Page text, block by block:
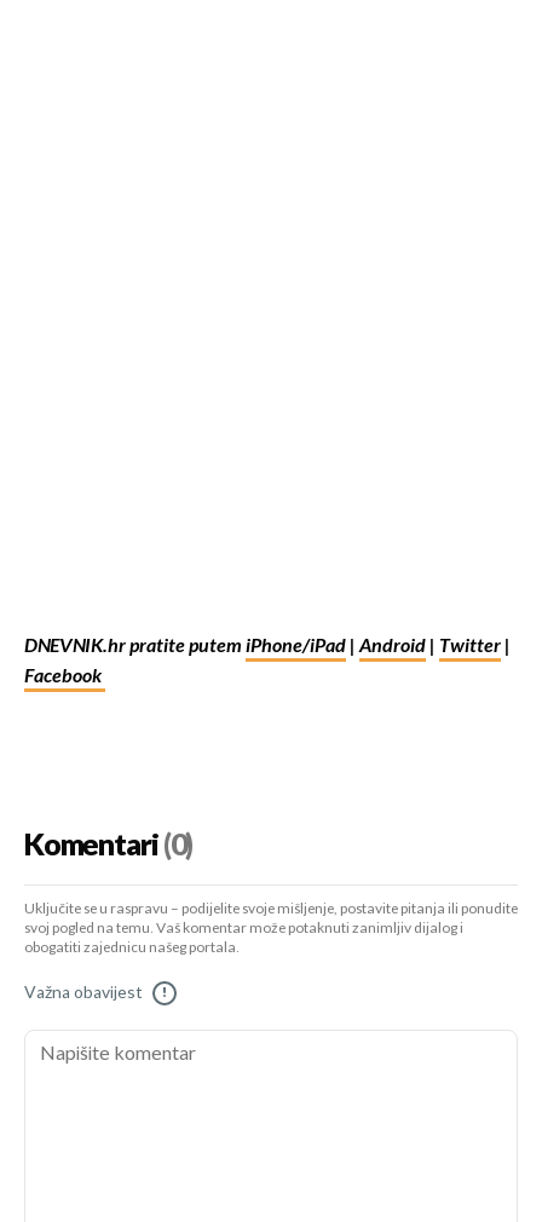
DNEVNIK.hr pratite putem iPhone/iPad |Android | Twitter |
Facebook
Komentari(0)
Uključite se u raspravu – podijelite svoje mišljenje, postavite pitanja ili ponudite
svoj pogled na temu. Vaš komentar može potaknuti zanimljiv dijalog i
obogatiti zajednicu našeg portala.
Važna obavijest !